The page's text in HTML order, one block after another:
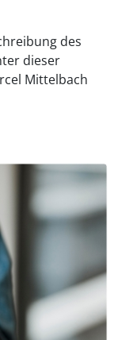
des
dieser
Mittelbach